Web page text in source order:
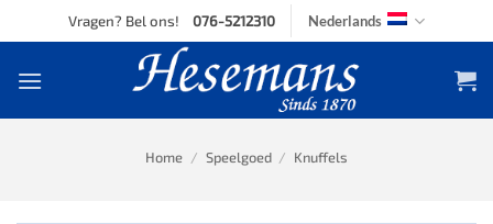
to
Vragen? Bel ons! 076-5212310 Nederlands
Home / Speelgoed / Knuffels